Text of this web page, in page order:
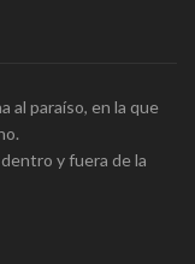
al paraíso, en la que
y fuera de la